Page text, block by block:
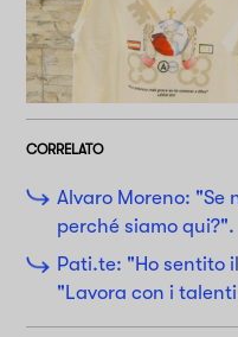
CORRELATO
Alvaro Moreno: "Se
perché siamo qui?".
Pati.te: "Ho sentito
"Lavora con i